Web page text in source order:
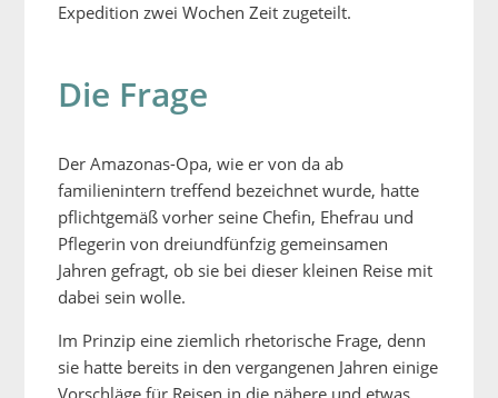
Expedition zwei Wochen Zeit zugeteilt.
Die Frage
Der Amazonas-Opa, wie er von da ab
familienintern treffend bezeichnet wurde, hatte
pflichtgemäß vorher seine Chefin, Ehefrau und
Pflegerin von dreiundfünfzig gemeinsamen
Jahren gefragt, ob sie bei dieser kleinen Reise mit
dabei sein wolle.
Im Prinzip eine ziemlich rhetorische Frage, denn
sie hatte bereits in den vergangenen Jahren einige
Vorschläge für Reisen in die nähere und etwas